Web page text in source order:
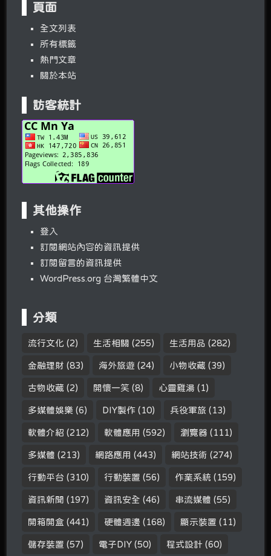
頁面
全文列表
所有標籤
熱門文章
關於本站
訪客統計
其他操作
登入
訂閱網站內容的資訊提供
訂閱留言的資訊提供
WordPress.org 台灣繁體中文
分類
流行文化 (2) 生活相關 (255) 生活用品 (282)
金融理財 (83) 海外旅遊 (24) 小物收藏 (39)
古物收藏 (2) 開懷一笑 (8) 心靈雞湯 (1)
多媒體娛樂 (6) DIY製作 (10) 兵役軍旅 (13)
軟體介紹 (212) 軟體應用 (592) 瀏覽器 (111)
多媒體 (213) 網路應用 (443) 網站技術 (274)
行動平台 (310) 行動裝置 (56) 作業系統 (159)
資訊新聞 (197) 資訊安全 (46) 串流媒體 (55)
開箱開盒 (441) 硬體週邊 (168) 顯示裝置 (11)
儲存裝置 (57) 電子DIY (50) 程式設計 (60)